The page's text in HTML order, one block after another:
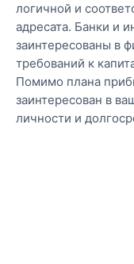
логичной и
адресата. Банки и
заинтересованы в
требований к
Помимо плана
заинтересован в
личности и